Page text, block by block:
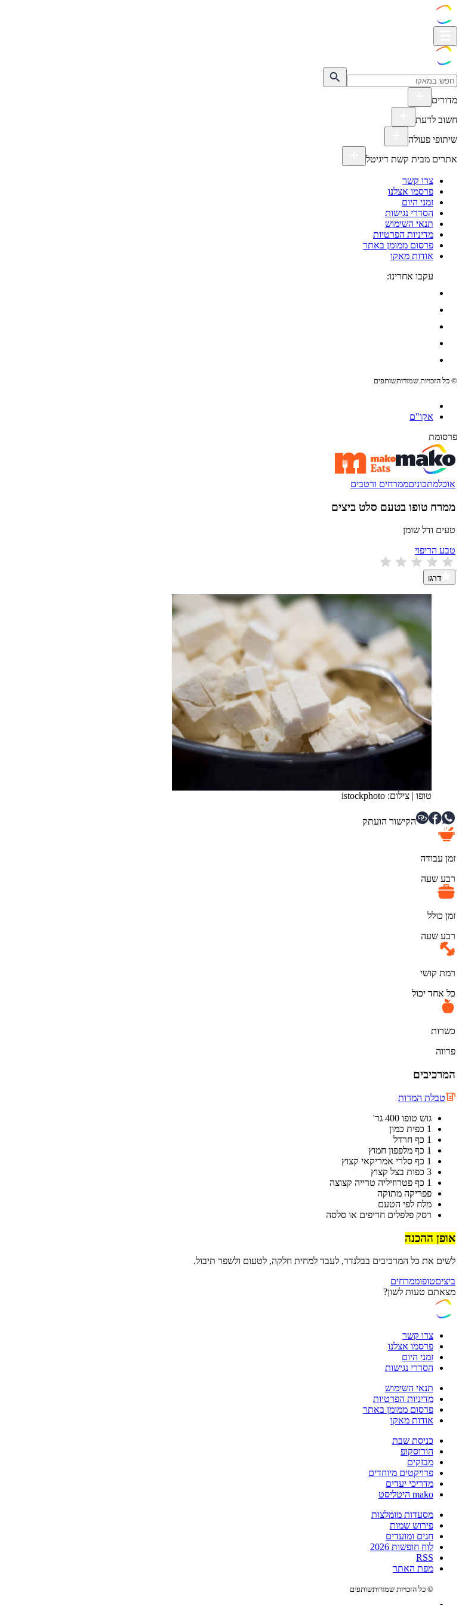
מדורים
חשוב לדעת
שיתופי פעולה
אתרים מבית קשת דיגיטל
צרו קשר
פרסמו אצלנו
זמני היום
הסדרי נגישות
תנאי השימוש
מדיניות הפרטיות
פרסום ממומן באתר
אודות מאקו
עקבו אחרינו:
© כל הזכויות שמורותשותפים
אקו"ם
פרסומת
אוכלמתכוניםממרחים ורטבים
ממרח טופו בטעם סלט ביצים
טעים ודל שומן
טבע הריפוי
דרגו
טופו | צילום: istockphoto
הקישור הועתק
זמן עבודה
רבע שעה
זמן כולל
רבע שעה
רמת קושי
כל אחד יכול
כשרות
פרווה
המרכיבים
טבלת המרות
גוש טופו 400 גר'‏
פפריקה מתוקה
מלח לפי הטעם
רסק פלפלים חריפים או סלסה
אופן ההכנה
לשים את כל המרכיבים בבלנדר, לעבד למחית חלקה, לטעום ולשפר תיבול.‏ ‏
ביציםטופוממרחים
מצאתם טעות לשון?
צרו קשר
פרסמו אצלנו
זמני היום
הסדרי נגישות
תנאי השימוש
מדיניות הפרטיות
פרסום ממומן באתר
אודות מאקו
כניסת שבת
הורוסקופ
מבזקים
פרויקטים מיוחדים
מדריכי יעדים
mako היטליסט
מסעדות מומלצות
פירוש שמות
חגים ומועדים
לוח חופשות 2026
RSS
מפת האתר
© כל הזכויות שמורותשותפים